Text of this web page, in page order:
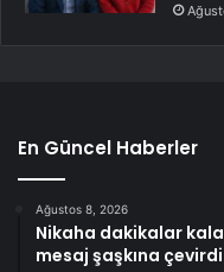
En Güncel Haberler
Ağustos 8, 2026
Nikaha dakikalar
mesaj şaşkına çevirdi